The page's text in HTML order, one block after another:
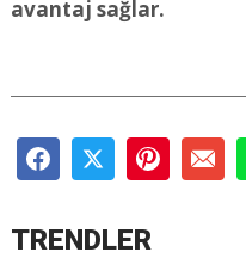
avantaj sağlar.
TRENDLER